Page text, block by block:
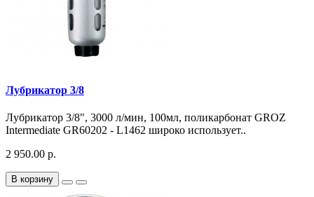
Лубрикатор 3/8
Лубрикатор 3/8", 3000 л/мин, 100мл, поликарбонат GROZ
Intermediate GR60202 - L1462 широко использует..
2 950.00 р.
В корзину